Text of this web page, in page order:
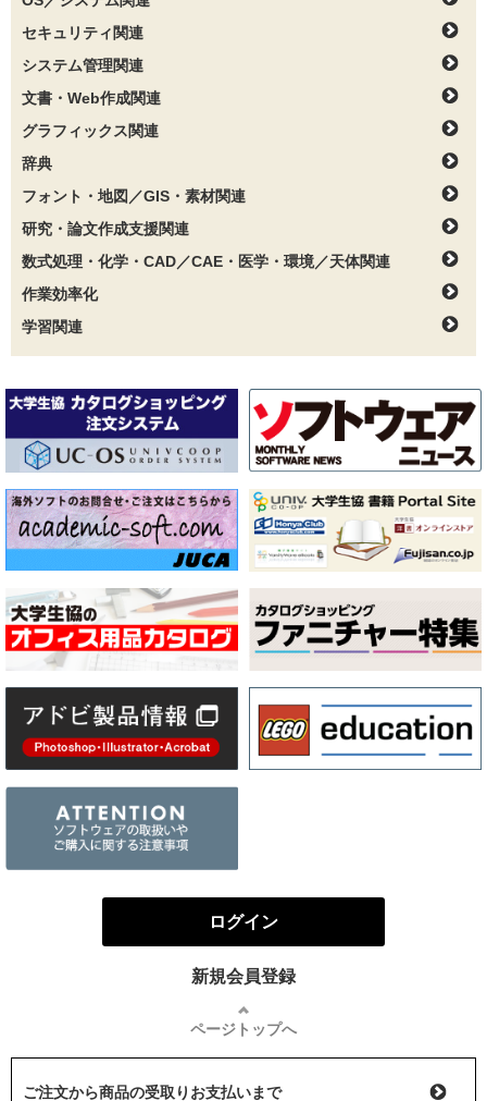
セキュリティ関連
システム管理関連
文書・Web作成関連
グラフィックス関連
辞典
フォント・地図／GIS・素材関連
研究・論文作成支援関連
数式処理・化学・CAD／CAE・医学・環境／天体関連
作業効率化
学習関連
ログイン
新規会員登録
ページトップへ
ご注文から商品の受取りお支払いまで